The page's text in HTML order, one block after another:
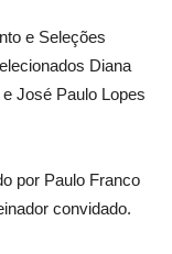
e Seleções
Diana
José Paulo Lopes
por Paulo Franco
convidado.